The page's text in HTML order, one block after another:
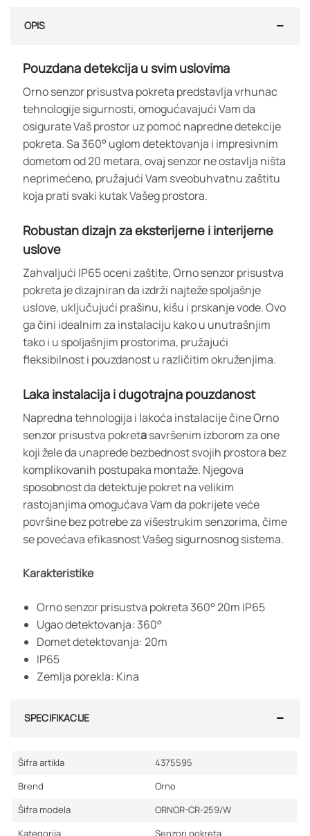
OPIS
Pouzdana detekcija u svim uslovima
Orno senzor prisustva pokreta predstavlja vrhunac
tehnologije sigurnosti, omogućavajući Vam da
osigurate Vaš prostor uz pomoć napredne detekcije
pokreta. Sa 360° uglom detektovanja i impresivnim
dometom od 20 metara, ovaj senzor ne ostavlja ništa
neprimećeno, pružajući Vam sveobuhvatnu zaštitu
koja prati svaki kutak Vašeg prostora.
Robustan dizajn za eksterijerne i interijerne
uslove
Zahvaljući IP65 oceni zaštite, Orno senzor prisustva
pokreta je dizajniran da izdrži najteže spoljašnje
uslove, uključujući prašinu, kišu i prskanje vode. Ovo
ga čini idealnim za instalaciju kako u unutrašnjim
tako i u spoljašnjim prostorima, pružajući
fleksibilnost i pouzdanost u različitim okruženjima.
Laka instalacija i dugotrajna pouzdanost
Napredna tehnologija i lakoća instalacije čine Orno
senzor prisustva pokretasavršenim izborom za one
koji žele da unaprede bezbednost svojih prostora bez
komplikovanih postupaka montaže. Njegova
sposobnost da detektuje pokret na velikim
rastojanjima omogućava Vam da pokrijete veće
površine bez potrebe za višestrukim senzorima, čime
se povećava efikasnost Vašeg sigurnosnog sistema.
Karakteristike
Orno senzor prisustva pokreta 360° 20m IP65
Ugao detektovanja: 360°
Domet detektovanja: 20m
IP65
Zemlja porekla: Kina
SPECIFIKACIJE
Šifra artikla
4375595
Brend
Orno
Šifra modela
ORNOR-CR-259/W
Kategorija
Senzori pokreta